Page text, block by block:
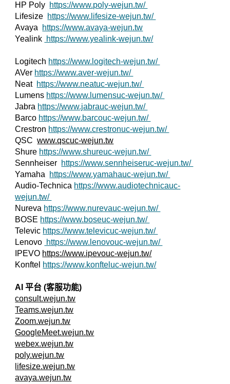
HP Poly https://www.poly-wejun.tw/
Lifesize https://www.lifesize-wejun.tw/
Avaya https://www.avaya-wejun.tw
Yealink https://www.yealink-wejun.tw/
Logitech https://www.logitech-wejun.tw/
AVer https://www.aver-wejun.tw/
Neat https://www.neatuc-wejun.tw/
Lumens https://www.lumensuc-wejun.tw/
Jabra https://www.jabrauc-wejun.tw/
Barco https://www.barcouc-wejun.tw/
Crestron https://www.crestronuc-wejun.tw/
QSCwww.qscuc-wejun.tw
Shure https://www.shureuc-wejun.tw/
Sennheiser https://www.sennheiseruc-wejun.tw/
Yamaha https://www.yamahauc-wejun.tw/
Audio-Technica https://www.audiotechnicauc-
wejun.tw/
Nureva https://www.nurevauc-wejun.tw/
BOSE https://www.boseuc-wejun.tw/
Televic https://www.televicuc-wejun.tw/
Lenovo https://www.lenovouc-wejun.tw/
IPEVO https://www.ipevouc-wejun.tw/
Konftel https://www.konfteluc-wejun.tw/
AI 平台 (客服功能)
consult.wejun.tw
Teams.wejun.tw
Zoom.wejun.tw
GoogleMeet.wejun.tw
webex.wejun.tw
poly.wejun.tw
lifesize.wejun.tw
avaya.wejun.tw